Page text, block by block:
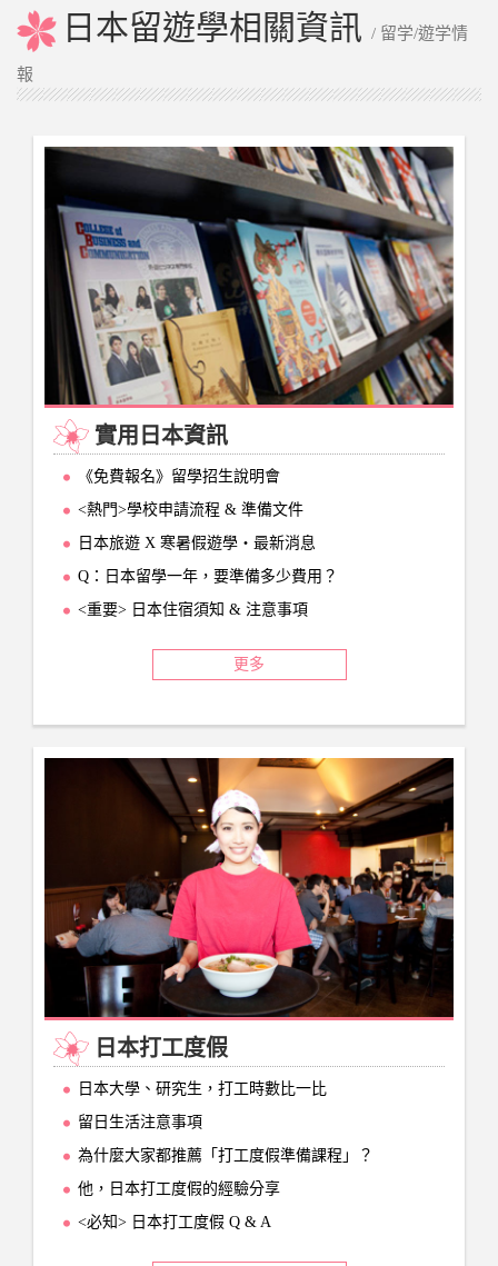
日本留遊學相關資訊/ 留学/遊学情
報
實用日本資訊
《免費報名》留學招生說明會
<熱門>學校申請流程 & 準備文件
日本旅遊 X 寒暑假遊學‧最新消息
Q：日本留學一年，要準備多少費用？
<重要> 日本住宿須知 & 注意事項
更多
日本打工度假
日本大學、研究生，打工時數比一比
留日生活注意事項
為什麼大家都推薦「打工度假準備課程」？
他，日本打工度假的經驗分享
<必知> 日本打工度假 Q & A